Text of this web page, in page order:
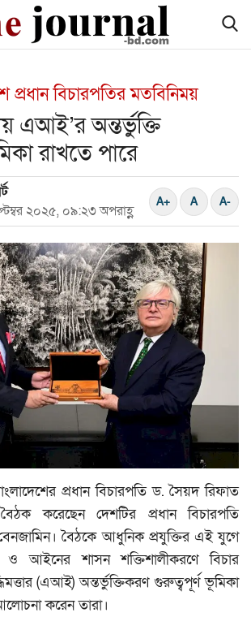
প্রধান বিচারপতির মতবিনিময়
এআই’র অন্তর্ভুক্তি
রাখতে পারে
২০২৫, ০৯:২৩ অপরাহ্ণ
প্রধান বিচারপতি ড. সৈয়দ রিফাত
করেছেন দেশটির প্রধান বিচারপতি
বৈঠকে আধুনিক প্রযুক্তির এই যুগে
ও আইনের শাসন শক্তিশালীকরণে বিচার
(এআই) অন্তর্ভুক্তিকরণ গুরুত্বপূর্ণ ভূমিকা
করেন তারা।